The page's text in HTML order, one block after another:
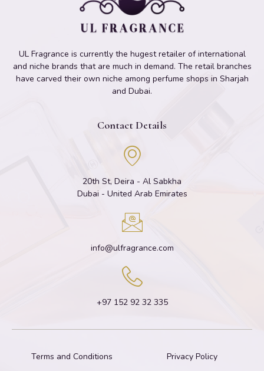
UL Fragrance is currently the hugest retailer of international
and niche brands that are much in demand. The retail branches
have carved their own niche among perfume shops in Sharjah
and Dubai.
Contact Details
20th St, Deira - Al Sabkha
Dubai - United Arab Emirates
info@ulfragrance.com
+97 152 92 32 335
Terms and Conditions Privacy Policy